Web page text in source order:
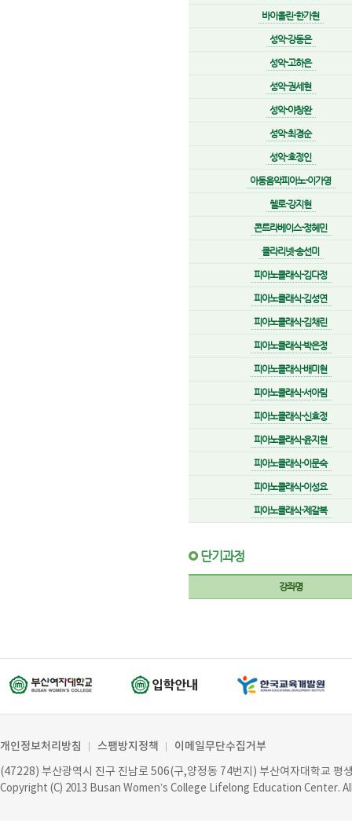
바이올린-한가현
성악-강동은
성악-고하은
성악-권세현
성악-야창완
성악-최경순
성악-호정인
아동음악피아노-이가영
첼로-강지현
콘트라베이스-정혜민
클라리넷-송선미
피아노클래식-김다정
피아노클래식-김성연
피아노클래식-김채린
피아노클래식-박은정
피아노클래식-배미현
피아노클래식-서아림
피아노클래식-신효정
피아노클래식-윤지현
피아노클래식-이문숙
피아노클래식-이성요
피아노클래식-제갈복
단기과정
강좌명
개인정보처리방침 스팸방지정책 이메일무단수집거부
(47228) 부산광역시 진구 진남로 506(구,양정동 74번지) 부산여자대학교 평
Copyright (C) 2013 Busan Women’s College Lifelong Education Center.